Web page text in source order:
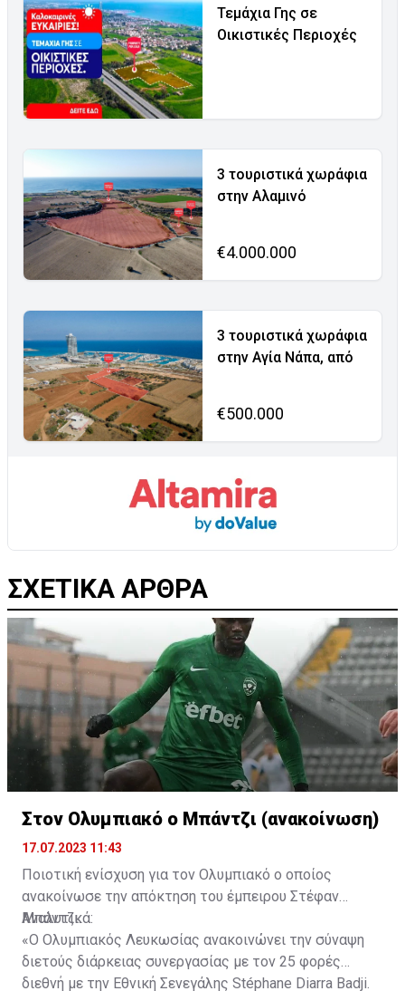
Τεμάχια Γης σε
Οικιστικές Περιοχές
3 τουριστικά χωράφια
στην Αλαμινό
€4.000.000
3 τουριστικά χωράφια
στην Αγία Νάπα, από
€500.000
ΣΧΕΤΙΚΑ ΑΡΘΡΑ
Στον Ολυμπιακό ο Μπάντζι (ανακοίνωση)
17.07.2023 11:43
Ποιοτική ενίσχυση για τον Ολυμπιακό ο οποίος
ανακοίνωσε την απόκτηση του έμπειρου Στέφαν
Μπάντζι.
Αναλυτικά:
«Ο Ολυμπιακός Λευκωσίας ανακοινώνει την σύναψη
διετούς διάρκειας συνεργασίας με τον 25 φορές
διεθνή με την Εθνική Σενεγάλης Stéphane Diarra Badji.